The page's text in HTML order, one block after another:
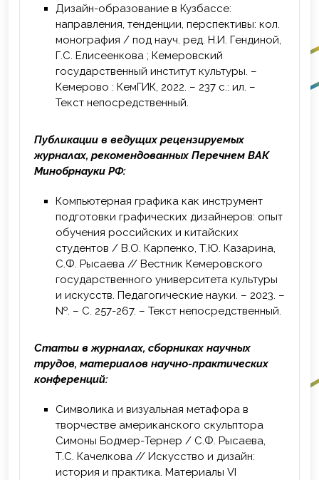
Дизайн-образование в Кузбассе:
направления, тенденции, перспективы: кол.
монография / под науч. ред. Н.И. Гендиной,
Г.С. Елисеенкова ; Кемеровский
государственный институт культуры. –
Кемерово : КемГИК, 2022. – 237 с.: ил. –
Текст непосредственный.
Публикации в ведущих рецензируемых
журналах, рекомендованных Перечнем ВАК
Минобрнауки РФ:
Компьютерная графика как инструмент
подготовки графических дизайнеров: опыт
обучения российских и китайских
студентов / В.О. Карпенко, Т.Ю. Казарина,
С.Ф. Рысаева // Вестник Кемеровского
государственного университета культуры
и искусств. Педагогические науки. – 2023. –
№. – С. 257-267. – Текст непосредственный.
Статьи в журналах, сборниках научных
трудов, материалов научно-практических
конференций:
Символика и визуальная метафора в
творчестве американского скульптора
Симоны Бодмер-Тернер / С.Ф. Рысаева,
Т.С. Качелкова // Искусство и дизайн:
история и практика. Материалы VI